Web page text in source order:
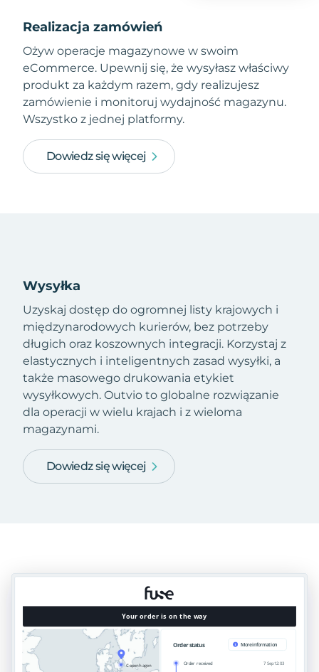
Realizacja zamówień
Ożyw operacje magazynowe w swoim
eCommerce. Upewnij się, że wysyłasz właściwy
produkt za każdym razem, gdy realizujesz
zamówienie i monitoruj wydajność magazynu.
Wszystko z jednej platformy.
Dowiedz się więcej
Wysyłka
Uzyskaj dostęp do ogromnej listy krajowych i
międzynarodowych kurierów, bez potrzeby
długich oraz koszownych integracji. Korzystaj z
elastycznych i inteligentnych zasad wysyłki, a
także masowego drukowania etykiet
wysyłkowych. Outvio to globalne rozwiązanie
dla operacji w wielu krajach i z wieloma
magazynami.
Dowiedz się więcej